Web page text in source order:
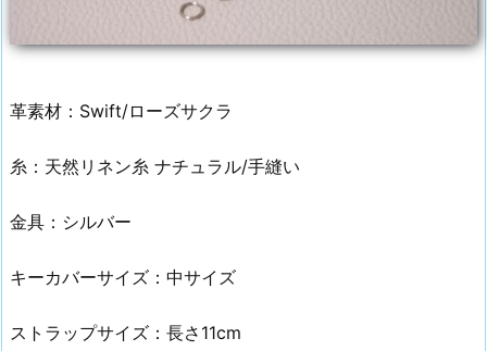
革素材：Swift/ローズサクラ
糸：天然リネン糸 ナチュラル/手縫い
金具：シルバー
キーカバーサイズ：中サイズ
ストラップサイズ：長さ11cm